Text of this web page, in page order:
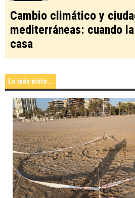
Cambio climático y
mediterráneas: cuando
casa
Lo más visto...